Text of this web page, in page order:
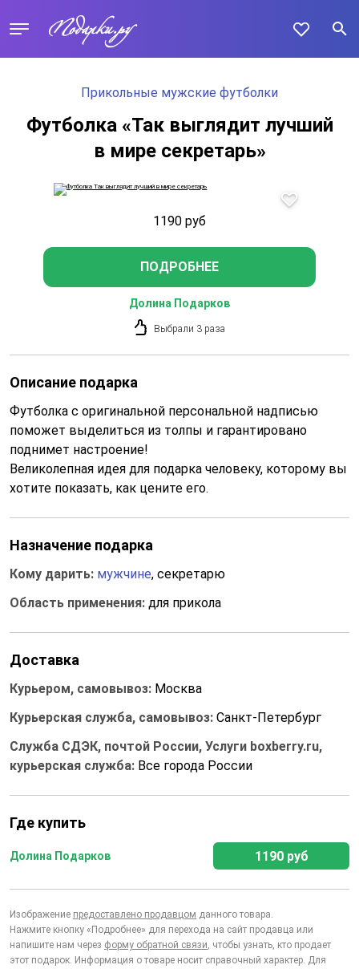
Прикольные мужские футболки
Футболка «Так выглядит лучший
в мире секретарь»
1190 руб
ПОДРОБНЕЕ
Долина Подарков
Выбрали 3 раза
Описание подарка
Футболка с оригинальной персональной надписью
поможет выделиться из толпы и гарантировано
поднимет настроение!
Великолепная идея для подарка человеку, которому вы
хотите показать, как цените его.
Назначение подарка
Кому дарить: мужчине, секретарю
Область применения: для прикола
Доставка
Курьером, самовывоз: Москва
Курьерская служба, самовывоз: Санкт-Петербург
Служба СДЭК, почтой России, Услуги boxberry.ru,
курьерская служба: Все города России
Где купить
Долина Подарков 1190 руб
Изображение предоставлено продавцом данного товара.
Нажмите кнопку «Подробнее» для перехода на сайт продавца или
напишите нам через форму обратной связи, чтобы узнать, кто продает
этот подарок. Информация о товаре носит справочный характер. Для